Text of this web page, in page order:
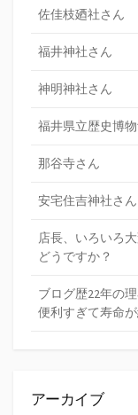
佐佳枝廼社さん
福井神社さん
神明神社さん
福井県立歴史博
那谷寺さん
安宅住吉神社さ
店長、いろいろ
どうですか？
ブログ歴22年の理
便利すぎて寿命が
アーカイブ